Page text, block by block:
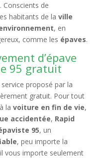
Conscients de
habitants de la ville
, en
comme les épaves.
d’épave
95 gratuit
proposé par la
gratuit. Pour tout
la voiture en fin de vie,
accidentée, Rapid
95, un
, peu importe la
vous importe seulement